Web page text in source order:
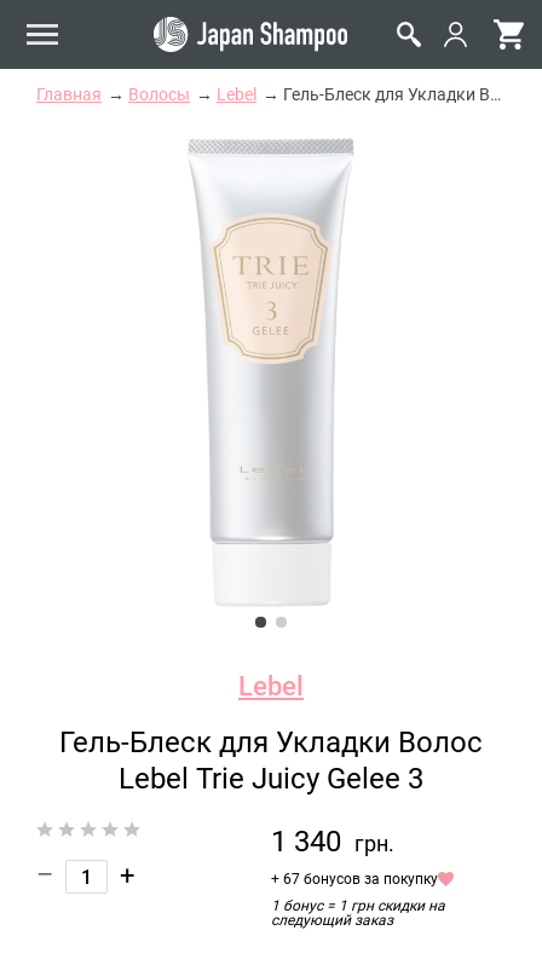
Главная Волосы Lebel Гель-Блеск для Укладки Волос Lebel Trie Juicy Gelee 3
Lebel
Гель-Блеск для Укладки Волос
Lebel Trie Juicy Gelee 3
– +
1 340 грн.
+ 67 бонусов за покупку
1 бонус = 1 грн скидки на
следующий заказ